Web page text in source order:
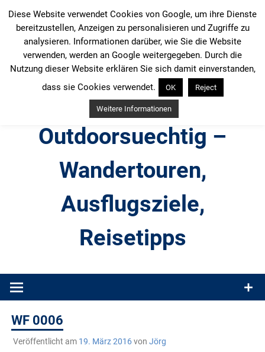
Inhalt
springen
Outdoorsuechtig –
Wandertouren,
Ausflugsziele,
Reisetipps
Produkttests und Buchrezensionen. Ein Blog für alle, die gern
WF 0006
Veröffentlicht am 19. März 2016von Jörg
Diese Website verwendet Cookies von Google, um ihre Dienste
bereitzustellen, Anzeigen zu personalisieren und Zugriffe zu
analysieren. Informationen darüber, wie Sie die Website
verwenden, werden an Google weitergegeben. Durch die
Nutzung dieser Website erklären Sie sich damit einverstanden,
dass sie Cookies verwendet.
OK Reject
Weitere Informationen